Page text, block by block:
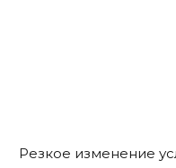
Резкое изменение